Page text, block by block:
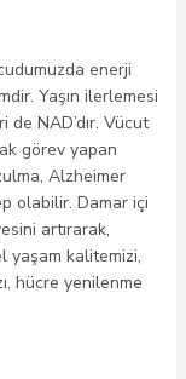
enerji
Yaşın ilerlemesi
NAD’dır. Vücut
görev yapan
Alzheimer
olabilir. Damar içi
artırarak,
yaşam kalitemizi,
hücre yenilenme